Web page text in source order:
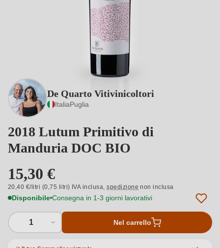
De Quarto Vitivinicoltori
ItaliaPuglia
2018 Lutum Primitivo di
Manduria DOC BIO
15,30 €
20,40 €/litri (0,75 litri) IVA inclusa,spedizione non inclusa
Disponibile Consegna in 1-3 giorni lavorativi
1 Nel carrello